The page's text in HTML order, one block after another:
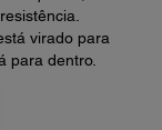
virado para
para dentro.